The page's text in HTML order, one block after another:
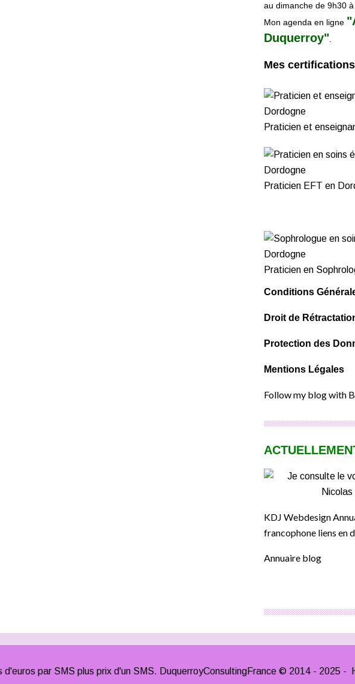
KDJ Webdesign
francophone liens en
Annuaire blog
au dimanche de 9h30 à
Mon agenda en ligne
Duquerroy"
Mes
Praticien et
Praticien EFT en
Praticien en
Conditions
Droit de
Protection des
Mentions Légales
Follow my blog with
par SMS plus prix d'un SMS. DuquerroyConsultingFrance © 2014 - 2025 -